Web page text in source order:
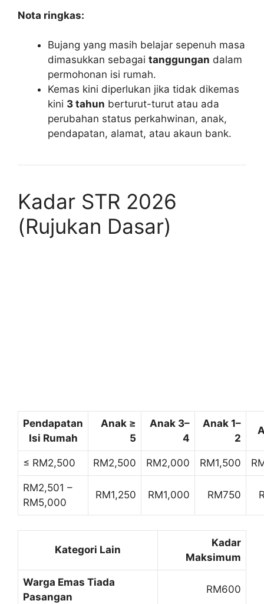
Nota ringkas:
Bujang yang masih belajar sepenuh masa
dimasukkan sebagai tanggungan dalam
permohonan isi rumah.
Kemas kini diperlukan jika tidak dikemas
kini 3 tahun berturut-turut atau ada
perubahan status perkahwinan, anak,
pendapatan, alamat, atau akaun bank.
Kadar STR 2026
(Rujukan Dasar)
Pendapatan
Isi Rumah
Anak ≥
5
Anak 3–
4
Anak 1–
2
≤ RM2,500 RM2,500 RM2,000 RM1,500
RM2,501 –
RM5,000
RM1,250 RM1,000 RM750
Kategori Lain
Kadar
Maksimum
Warga Emas Tiada
Pasangan
RM600